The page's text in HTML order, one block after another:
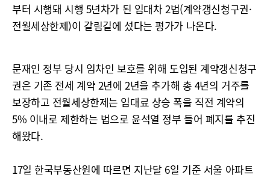
부터 시행돼 시행 5년차가 된 임대차 2법(계약갱신청구권·
전월세상한제)이 갈림길에 섰다는 평가가 나온다.
문재인 정부 당시 임차인 보호를 위해 도입된 계약갱신청구
권은 기존 전세 계약 2년에 2년을 추가해 총 4년의 거주를
보장하고 전월세상한제는 임대료 상승 폭을 직전 계약의
5% 이내로 제한하는 법으로 윤석열 정부 들어 폐지를 추진
해왔다.
17일 한국부동산원에 따르면 지난달 6일 기준 서울 아파트